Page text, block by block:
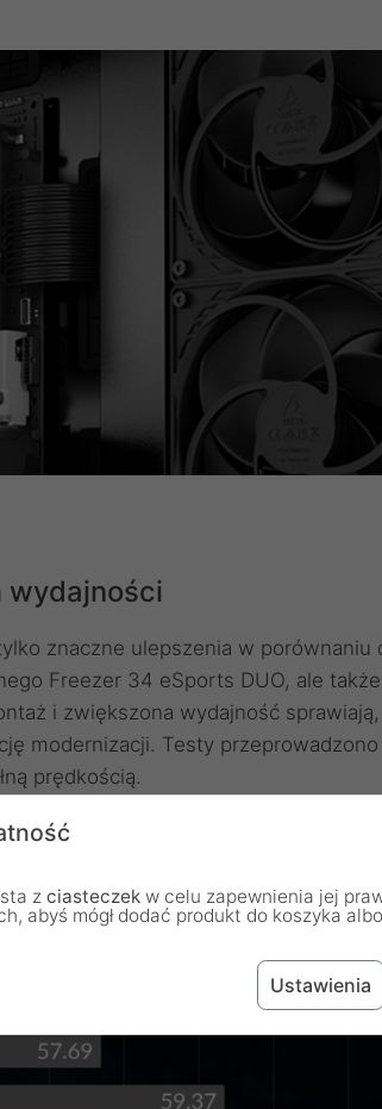
wydajności
znaczne ulepszenia w porównaniu
Freezer 34 eSports DUO, ale
i zwiększona wydajność
modernizacji. Testy
prędkością.
z ciasteczek w celu zapewnienia jej
abyś mógł dodać produkt do koszyka
Ustawienia